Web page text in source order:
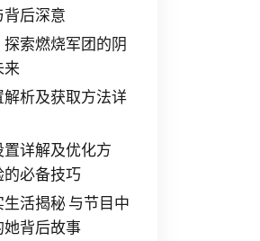
后深意
索燃烧军团的阴
来
析及获取方法详
详解及优化方
的必备技巧
活揭秘 与节目中
她背后故事